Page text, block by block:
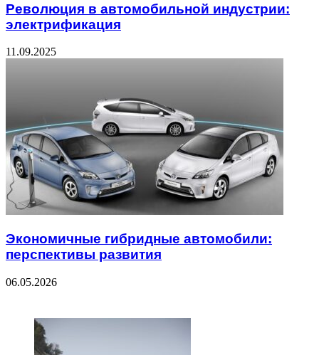
Революция в автомобильной индустрии:
электрификация
11.09.2025
Экономичные гибридные автомобили:
перспективы развития
06.05.2026